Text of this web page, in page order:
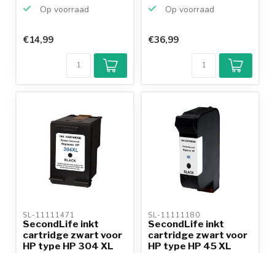
Op voorraad
€14,99
Op voorraad
€36,99
SL-11111471
SecondLife inkt
cartridge zwart voor
HP type HP 304 XL
SL-11111180
SecondLife inkt
cartridge zwart voor
HP type HP 45 XL